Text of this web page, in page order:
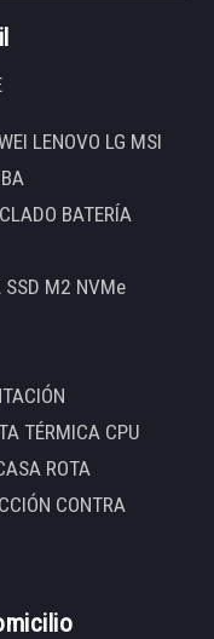
LENOVO LG MSI
BATERÍA
SSD M2 NVMe
TÉRMICA CPU
ROTA
CONTRA